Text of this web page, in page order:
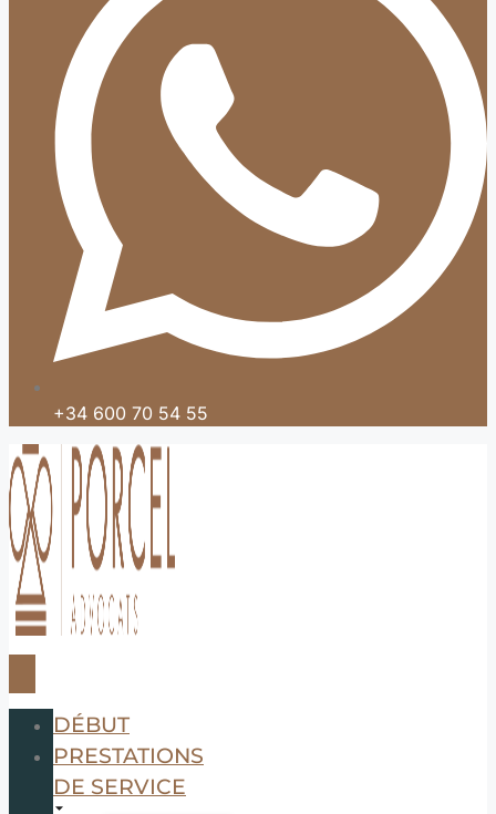
+34 600 70 54 55
DÉBUT
PRESTATIONS
DE SERVICE